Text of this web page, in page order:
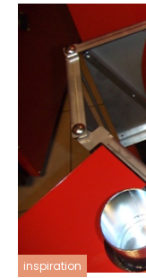
inspiration